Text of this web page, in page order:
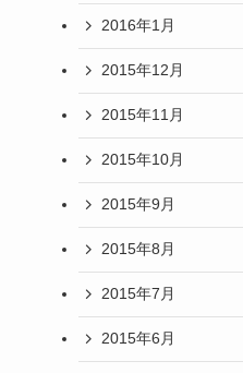
2016年1月
2015年12月
2015年11月
2015年10月
2015年9月
2015年8月
2015年7月
2015年6月